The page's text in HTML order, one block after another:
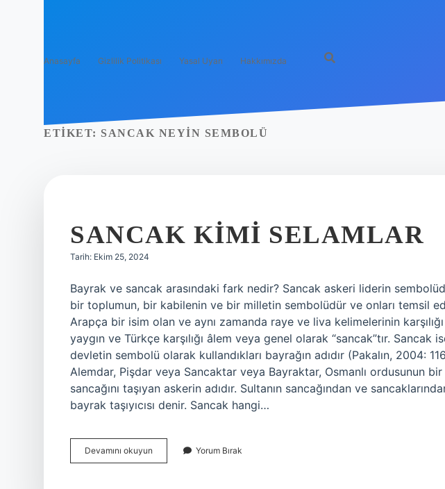
Anasayfa Gizlilik Politikası Yasal Uyarı Hakkımızda
ETIKET: SANCAK NEYIN SEMBOLÜ
SANCAK KIMI SELAMLAR
Tarih: Ekim 25, 2024
Bayrak ve sancak arasındaki fark nedir? Sancak askeri liderin
bir toplumun, bir kabilenin ve bir milletin sembolüdür ve onları temsil
Arapça bir isim olan ve aynı zamanda raye ve liva kelimelerinin
yaygın ve Türkçe karşılığı âlem veya genel olarak “sancak”tır. Sancak
devletin sembolü olarak kullandıkları bayrağın adıdır (Pakalın, 2004:
Alemdar, Pişdar veya Sancaktar veya Bayraktar, Osmanlı ordusunun bir
sancağını taşıyan askerin adıdır. Sultanın sancağından ve
bayrak taşıyıcısı denir. Sancak hangi…
Devamını okuyun
Kimi
Yorum Bırak